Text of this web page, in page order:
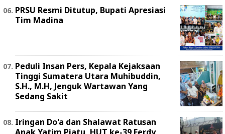
PRSU Resmi Ditutup, Bupati Apresiasi
Tim Madina
Peduli Insan Pers, Kepala Kejaksaan
Tinggi Sumatera Utara Muhibuddin,
S.H., M.H, Jenguk Wartawan Yang
Sedang Sakit
Iringan Do'a dan Shalawat Ratusan